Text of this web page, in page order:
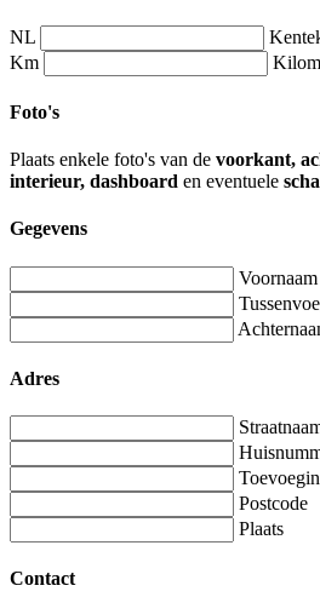
NL
Km
Foto's
Plaats enkele foto's van de voorkant,
interieur, dashboard en eventuele
Gegevens
Voornaam
Adres
Postcode
Plaats
Contact